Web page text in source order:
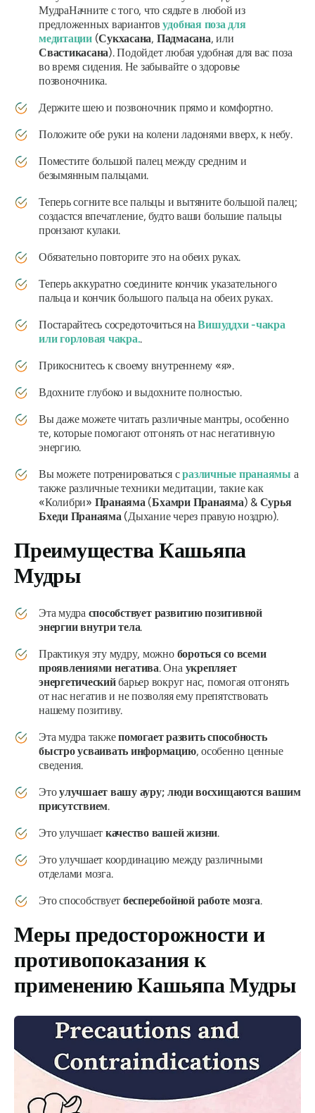
МудраНачните с того, что сядьте в любой из
предложенных вариантовудобная поза для
медитации(Сукхасана, Падмасана, или
Свастикасана). Подойдет любая удобная для вас поза
во время сидения. Не забывайте о здоровье
позвоночника.
Держите шею и позвоночник прямо и комфортно.
Положите обе руки на колени ладонями вверх, к небу.
Поместите большой палец между средним и
безымянным пальцами.
Теперь согните все пальцы и вытяните большой палец;
создастся впечатление, будто ваши большие пальцы
пронзают кулаки.
Обязательно повторите это на обеих руках.
Теперь аккуратно соедините кончик указательного
пальца и кончик большого пальца на обеих руках.
Постарайтесь сосредоточиться наВишуддхи -чакра
илигорловая чакра..
Прикоснитесь к своему внутреннему «я».
Вдохните глубоко и выдохните полностью.
Вы даже можете читать различныемантры, особенно
те, которые помогают отгонять от нас негативную
энергию.
Вы можете потренироваться сразличные пранаямы а
также различные техники медитации, такие как
«Колибри» Пранаяма(Бхамри Пранаяма) & Сурья
Бхеди Пранаяма(Дыхание через правую ноздрю).
ПреимуществаКашьяпа
Мудры
Этамудра способствует развитию позитивной
энергии внутри тела.
Практикуя эту мудру, можно бороться со всеми
проявлениями негатива. Она укрепляет
энергетическийбарьер вокруг нас, помогая отгонять
от нас негатив и не позволяя ему препятствовать
нашему позитиву.
Этамудратакжепомогает развить способность
быстро усваивать информацию, особенно ценные
сведения.
Этоулучшает вашу ауру; люди восхищаются вашим
присутствием.
Это улучшает качество вашей жизни.
Это улучшает координацию между различными
отделами мозга.
Это способствует бесперебойной работе мозга.
Меры предосторожности и
противопоказания к
применениюКашьяпа Мудры